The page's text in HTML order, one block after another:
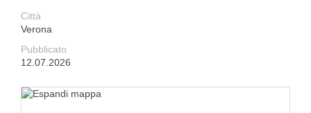
Città
Verona
Pubblicato
12.07.2026